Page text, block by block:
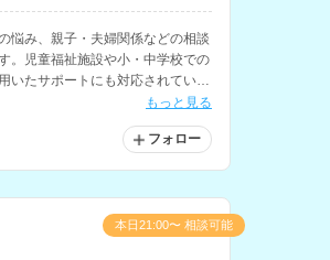
悩み、親子・夫婦関係などの相談
。児童福祉施設や小・中学校での
いたサポートにも対応されていま
もっと見る
フォロー
本日21:00〜 相談可能